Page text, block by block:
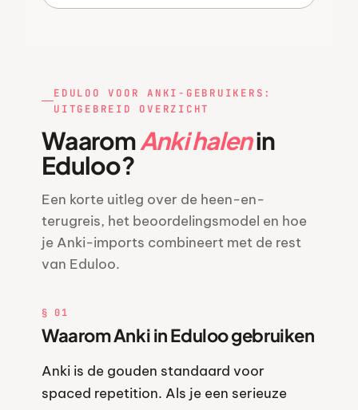
EDULOO VOOR ANKI-GEBRUIKERS:
UITGEBREID OVERZICHT
WaaromAnki halenin
Eduloo?
Een korte uitleg over de heen-en-
terugreis, het beoordelingsmodel en hoe
je Anki-imports combineert met de rest
van Eduloo.
§ 01
Waarom Anki in Eduloo gebruiken
Anki is de gouden standaard voor
spaced repetition. Als je een serieuze